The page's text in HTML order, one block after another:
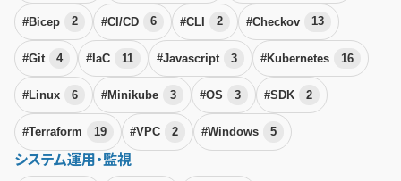
#Bicep 2 #CI/CD 6 #CLI 2 #Checkov 13
#Git 4 #IaC 11 #Javascript 3 #Kubernetes 16
#Linux 6 #Minikube 3 #OS 3 #SDK 2
#Terraform 19 #VPC 2 #Windows 5
システム運用・監視